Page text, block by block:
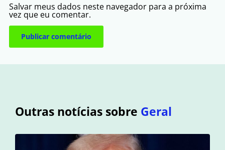
Salvar meus dados neste navegador para a próxima
vez que eu comentar.
Outras notícias sobre Geral